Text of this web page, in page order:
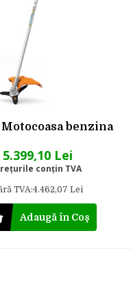
Motocoasa benzina
5.399,10 Lei
conţin TVA
TVA:4.462,07 Lei
Adaugă în Coş